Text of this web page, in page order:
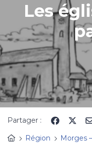
Les
Partager :
Région
Morges